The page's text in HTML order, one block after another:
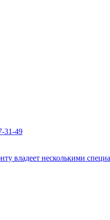
31-49
владеет несколькими